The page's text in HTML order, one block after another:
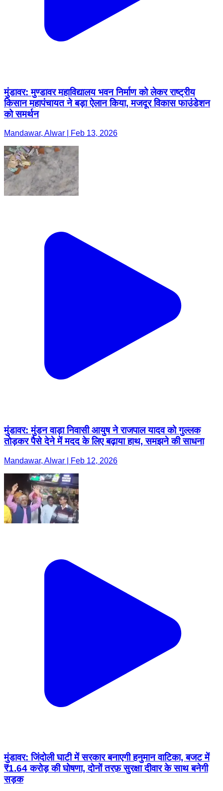
मुंडावर: मुण्डावर महाविद्यालय भवन निर्माण को लेकर राष्ट्रीय
किसान महापंचायत ने बड़ा ऐलान किया, मजदूर विकास फाउंडेशन
को समर्थन
Mandawar, Alwar | Feb 13, 2026
मुंडावर: मुंडन वाड़ा निवासी आयुष ने राजपाल यादव को गुल्लक
तोड़कर पैसे देने में मदद के लिए बढ़ाया हाथ, समझने की साधना
Mandawar, Alwar | Feb 12, 2026
मुंडावर: जिंदोली घाटी में सरकार बनाएगी हनुमान वाटिका, बजट में
₹1.64 करोड़ की घोषणा, दोनों तरफ़ सुरक्षा दीवार के साथ बनेगी
सड़क